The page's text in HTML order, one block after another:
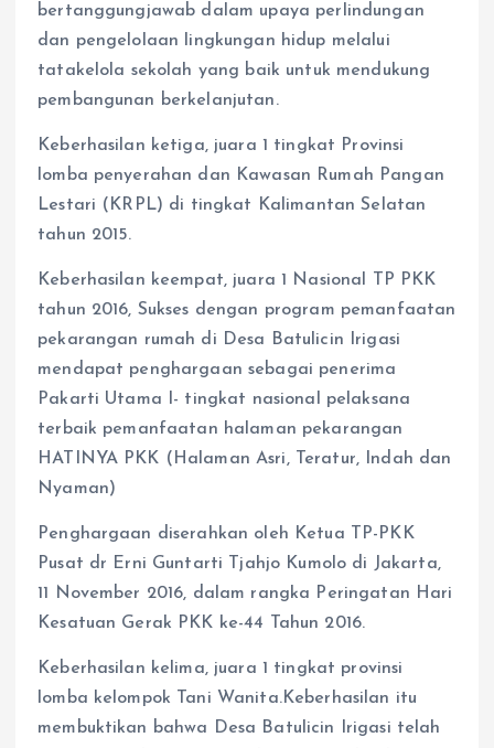
bertanggungjawab dalam upaya perlindungan
dan pengelolaan lingkungan hidup melalui
tatakelola sekolah yang baik untuk mendukung
pembangunan berkelanjutan.
Keberhasilan ketiga, juara 1 tingkat Provinsi
lomba penyerahan dan Kawasan Rumah Pangan
Lestari (KRPL) di tingkat Kalimantan Selatan
tahun 2015.
Keberhasilan keempat, juara 1 Nasional TP PKK
tahun 2016, Sukses dengan program pemanfaatan
pekarangan rumah di Desa Batulicin Irigasi
mendapat penghargaan sebagai penerima
Pakarti Utama I- tingkat nasional pelaksana
terbaik pemanfaatan halaman pekarangan
HATINYA PKK (Halaman Asri, Teratur, Indah dan
Nyaman)
Penghargaan diserahkan oleh Ketua TP-PKK
Pusat dr Erni Guntarti Tjahjo Kumolo di Jakarta,
11 November 2016, dalam rangka Peringatan Hari
Kesatuan Gerak PKK ke-44 Tahun 2016.
Keberhasilan kelima, juara 1 tingkat provinsi
lomba kelompok Tani Wanita.Keberhasilan itu
membuktikan bahwa Desa Batulicin Irigasi telah